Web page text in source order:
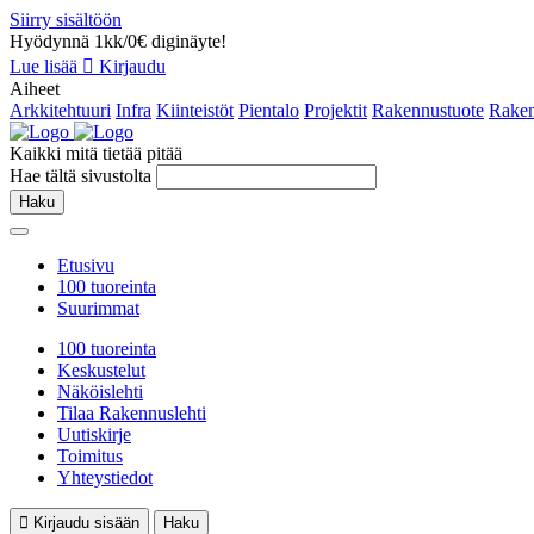
Siirry sisältöön
Hyödynnä 1kk/0€ diginäyte!
Lue lisää
Kirjaudu
Aiheet
Arkkitehtuuri Infra Kiinteistöt Pientalo Projektit Rakennustuote
Kaikki mitä tietää pitää
Hae tältä sivustolta
Haku
Etusivu
100 tuoreinta
Suurimmat
100 tuoreinta
Keskustelut
Näköislehti
Tilaa Rakennuslehti
Uutiskirje
Toimitus
Yhteystiedot
Kirjaudu sisään
Haku